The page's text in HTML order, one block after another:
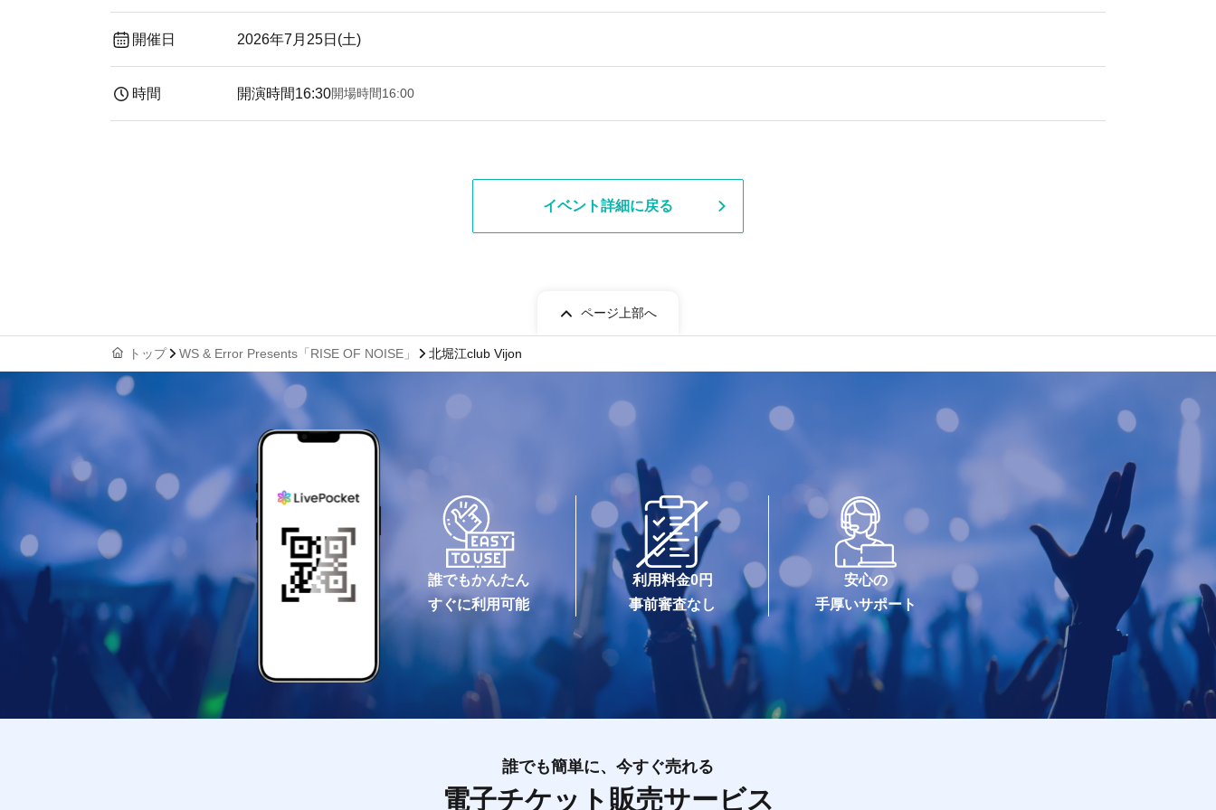
開催日 2026年7月25日(土)
時間 開演時間16:30開場時間16:00
イベント詳細に戻る
ページ上部へ
トップ WS & Error Presents「RISE OF NOISE」 北堀江club Vijon
誰でもかんたん
すぐに利用可能
利用料金0円
事前審査なし
安心の
手厚いサポート
誰でも簡単に、今すぐ売れる
電子チケット販売サービス